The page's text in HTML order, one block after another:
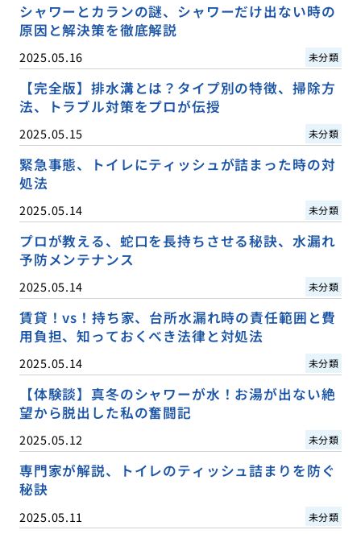
シャワーとカランの謎、シャワーだけ出ない時の
原因と解決策を徹底解説
2025.05.16 未分類
【完全版】排水溝とは？タイプ別の特徴、掃除方
法、トラブル対策をプロが伝授
2025.05.15 未分類
緊急事態、トイレにティッシュが詰まった時の対
処法
2025.05.14 未分類
プロが教える、蛇口を長持ちさせる秘訣、水漏れ
予防メンテナンス
2025.05.14 未分類
賃貸！vs！持ち家、台所水漏れ時の責任範囲と費
用負担、知っておくべき法律と対処法
2025.05.14 未分類
【体験談】真冬のシャワーが水！お湯が出ない絶
望から脱出した私の奮闘記
2025.05.12 未分類
専門家が解説、トイレのティッシュ詰まりを防ぐ
秘訣
2025.05.11 未分類